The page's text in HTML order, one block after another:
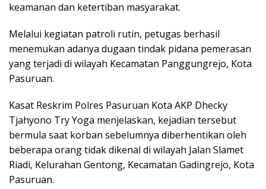
keamanan dan ketertiban masyarakat.
Melalui kegiatan patroli rutin, petugas berhasil
menemukan adanya dugaan tindak pidana pemerasan
yang terjadi di wilayah Kecamatan Panggungrejo, Kota
Pasuruan.
Kasat Reskrim Polres Pasuruan Kota AKP Dhecky
Tjahyono Try Yoga menjelaskan, kejadian tersebut
bermula saat korban sebelumnya diberhentikan oleh
beberapa orang tidak dikenal di wilayah Jalan Slamet
Riadi, Kelurahan Gentong, Kecamatan Gadingrejo, Kota
Pasuruan.